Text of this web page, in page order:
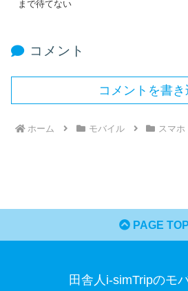
まで待てない
コメント
コメントを書き
ホーム モバイル スマホ
PAGE TOP
田舎人i-simTripのモ